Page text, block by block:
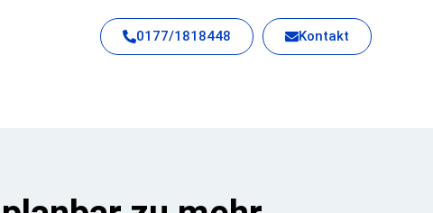
0177/1818448 Kontakt